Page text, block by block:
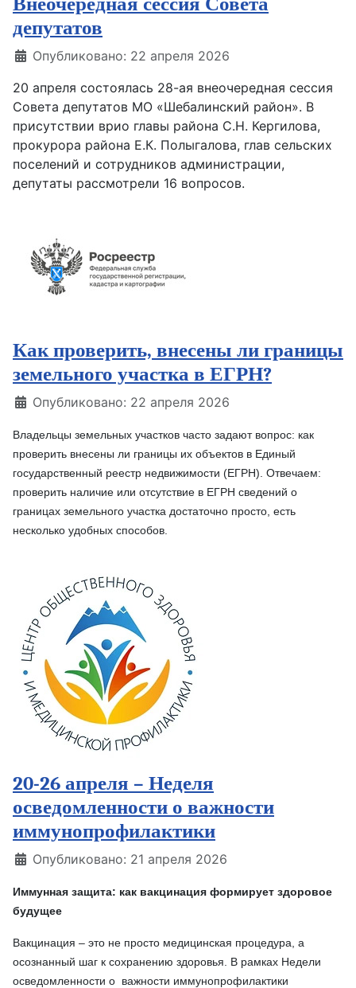
депутатов
Информация о материале
Опубликовано: 22 апреля 2026
20 апреля состоялась 28-ая внеочередная сессия
Совета депутатов МО «Шебалинский район». В
присутствии врио главы района С.Н. Кергилова,
прокурора района Е.К. Полыгалова, глав сельских
поселений и сотрудников администрации,
депутаты рассмотрели 16 вопросов.
Как проверить, внесены ли границы
земельного участка в ЕГРН?
Информация о материале
Опубликовано: 22 апреля 2026
Владельцы земельных участков часто задают вопрос: как
проверить внесены ли границы их объектов в Единый
государственный реестр недвижимости (ЕГРН). Отвечаем:
проверить наличие или отсутствие в ЕГРН сведений о
границах земельного участка достаточно просто, есть
несколько удобных способов.
20-26 апреля – Неделя
осведомленности о важности
иммунопрофилактики
Информация о материале
Опубликовано: 21 апреля 2026
Иммунная защита: как вакцинация формирует здоровое
будущее
Вакцинация – это не просто медицинская процедура, а
осознанный шаг к сохранению здоровья. В рамках Недели
осведомленности о важности иммунопрофилактики